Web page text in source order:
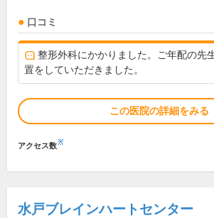
口コミ
整形外科にかかりました。ご年配の先
置をしていただきました。
この医院の詳細をみる
アクセス数※
水戸ブレインハートセンター